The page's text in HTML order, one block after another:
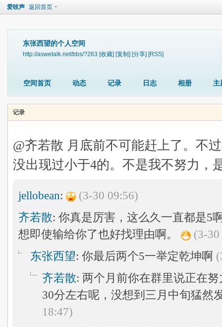
爱吱声 返回首页
东张西望的个人空间
http://aswetalk.net/bbs/?263 [收藏] [复制] [分享] [RSS]
空间首页 动态 记录 日志 相册 主
记录
@齐若散 月底前不可能赶上了。不
没出现过小于4的。不是我不努力，
jellobean:
(3-30 09:56)
齐若散: 你真是厉害，这么久一直都是5
想即使输给你了也好找理由啊。
(3-
东张西望: 你最后两个5一举定乾坤啊
齐若散: 两个月前你在群里说正在
30分左右呢，没想到三月中旬猛然
18:47)